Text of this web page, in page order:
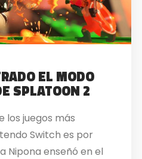
EL MODO
SPLATOON 2
los juegos más
Switch es por
Nipona enseñó en el